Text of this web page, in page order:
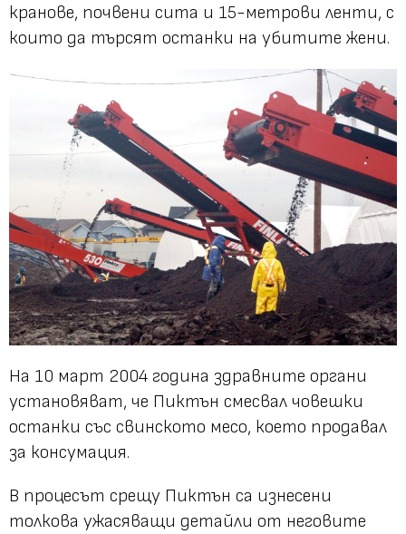
кранове, почвени сита и 15-метрови ленти, с
които да търсят останки на убитите жени.
На 10 март 2004 година здравните органи
установяват, че Пиктън смесвал човешки
останки със свинското месо, което продавал
за консумация.
В процесът срещу Пиктън са изнесени
толкова ужасяващи детайли от неговите